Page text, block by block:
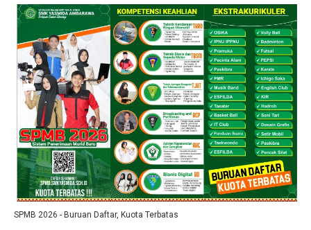
SPMB 2026 - Buruan Daftar, Kuota Terbatas